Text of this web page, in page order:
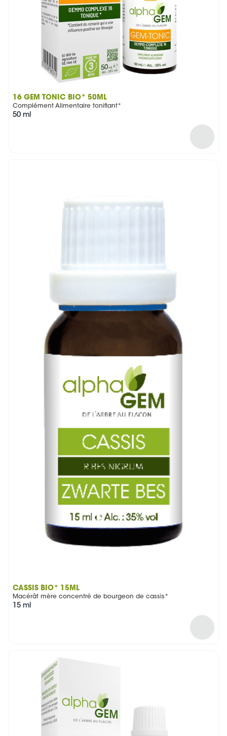
16 GEM TONIC BIO* 50ML
Complément Alimentaire tonifiant*
50 ml
CASSIS BIO* 15ML
Macérât mère concentré de bourgeon de cassis*
15 ml